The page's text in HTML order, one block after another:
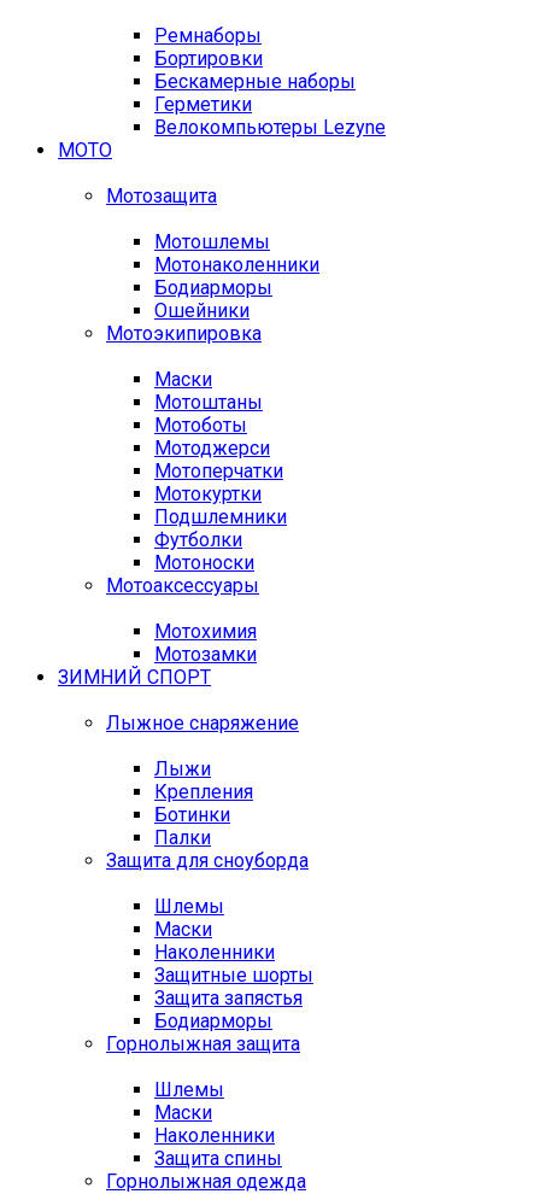
Ремнаборы
Бортировки
Бескамерные наборы
Герметики
Велокомпьютеры Lezyne
МОТО
Мотозащита
Мотошлемы
Мотонаколенники
Бодиарморы
Ошейники
Мотоэкипировка
Маски
Мотоштаны
Мотоботы
Мотоджерси
Мотоперчатки
Мотокуртки
Подшлемники
Футболки
Мотоноски
Мотоаксессуары
Мотохимия
Мотозамки
ЗИМНИЙ СПОРТ
Лыжное снаряжение
Лыжи
Крепления
Ботинки
Палки
Защита для сноуборда
Шлемы
Маски
Наколенники
Защитные шорты
Защита запястья
Бодиарморы
Горнолыжная защита
Шлемы
Маски
Наколенники
Защита спины
Горнолыжная одежда